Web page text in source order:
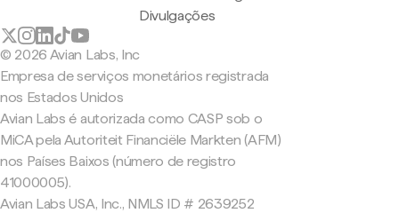
Divulgações
© 2026 Avian Labs, Inc
Empresa de serviços monetários registrada
nos Estados Unidos
Avian Labs é autorizada como CASP sob o
MiCA pela Autoriteit Financiële Markten (AFM)
nos Países Baixos (número de registro
41000005).
Avian Labs USA, Inc., NMLS ID # 2639252